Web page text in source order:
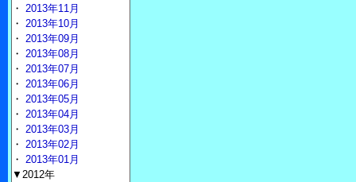
・ 2013年11月
・ 2013年10月
・ 2013年09月
・ 2013年08月
・ 2013年07月
・ 2013年06月
・ 2013年05月
・ 2013年04月
・ 2013年03月
・ 2013年02月
・ 2013年01月
▼2012年